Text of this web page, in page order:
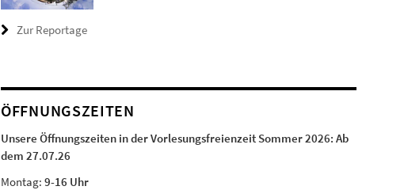
Zur Reportage
ÖFFNUNGSZEITEN
Unsere Öffnungszeiten in der Vorlesungsfreienzeit Sommer 2026:Ab
dem 27.07.26
Montag:9-16 Uhr